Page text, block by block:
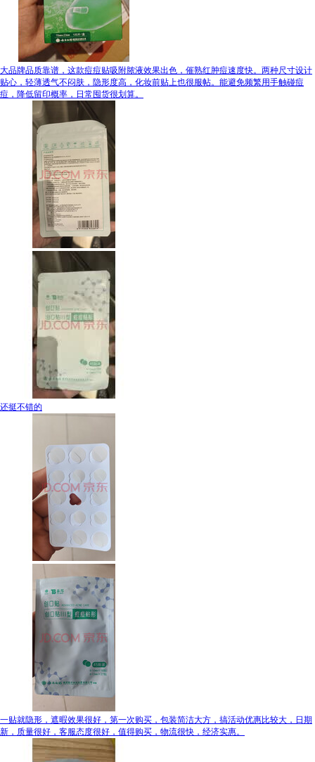
大品牌品质靠谱，这款痘痘贴吸附脓液效果出色，催熟红肿痘速度快。两种尺寸设计
贴心，轻薄透气不闷肤，隐形度高，化妆前贴上也很服帖。能避免频繁用手触碰痘
痘，降低留印概率，日常囤货很划算。
还挺不错的
一贴就隐形，遮暇效果很好，第一次购买，包装简洁大方，搞活动优惠比较大，日期
新，质量很好，客服态度很好，值得购买，物流很快，经济实惠。